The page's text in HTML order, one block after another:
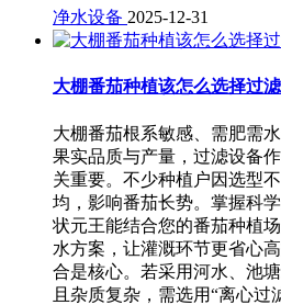
净水设备 2025-12-31
大棚番茄种植该怎么选择过
大棚番茄根系敏感、需肥需
果实品质与产量，过滤设备
关重要。不少种植户因选型
均，影响番茄长势。掌握科
状元王能结合您的番茄种植
水方案，让灌溉环节更省心
合是核心。若采用河水、池
且杂质复杂，需选用“离心过